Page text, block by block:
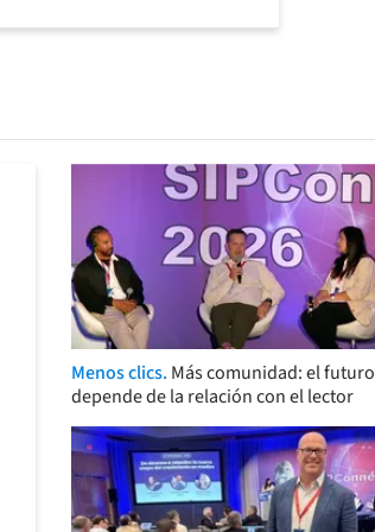
Menos clics. Más comunidad: el futuro
depende de la relación con el lector